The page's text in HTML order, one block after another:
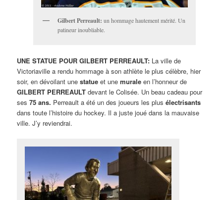
Gilbert Perreault: un hommage hautement mérité. Un
patineur inoubliable.
UNE STATUE POUR GILBERT PERREAULT: La ville de
Victoriaville a rendu hommage à son athlète le plus célèbre, hier
soir, en dévoilant unestatue et unemurale en l’honneur de
GILBERT PERREAULT devant le Colisée. Un beau cadeau pour
ses75 ans. Perreault a été un des joueurs les plusélectrisants
dans toute l’histoire du hockey. Il a juste joué dans la mauvaise
ville. J’y reviendrai.